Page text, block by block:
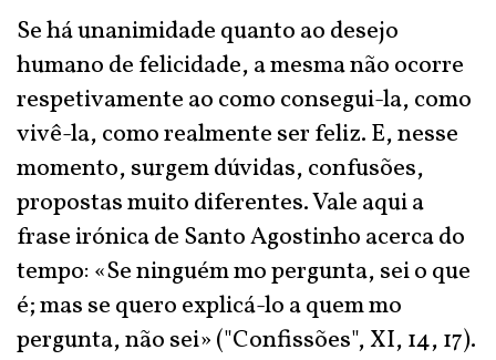
Se há unanimidade quanto ao desejo
humano de felicidade, a mesma não ocorre
respetivamente ao como consegui-la, como
vivê-la, como realmente ser feliz. E, nesse
momento, surgem dúvidas, confusões,
propostas muito diferentes. Vale aqui a
frase irónica de Santo Agostinho acerca do
tempo: «Se ninguém mo pergunta, sei o que
é; mas se quero explicá-lo a quem mo
pergunta, não sei» ("Confissões", XI, 14, 17).